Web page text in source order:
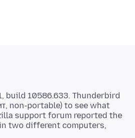
build 10586.633. Thunderbird
non-portable) to see what
support forum reported the
two different computers,